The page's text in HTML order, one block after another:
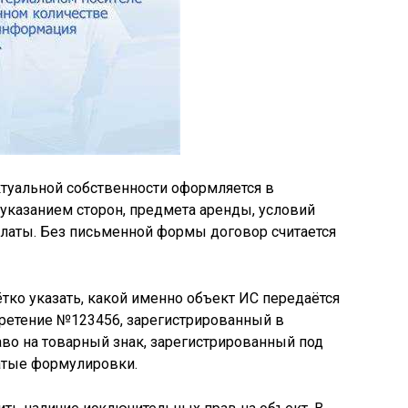
собственности оформляется в
сторон, предмета аренды, условий
Без письменной формы договор считается
указать, какой именно объект ИС передаётся
№123456, зарегистрированный в
на товарный знак, зарегистрированный под
формулировки.